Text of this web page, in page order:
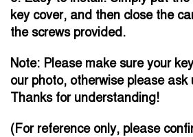
key cover, and then close the
the screws provided.
Note: Please make sure your
our photo, otherwise please ask
Thanks for understanding!
(For reference only, please